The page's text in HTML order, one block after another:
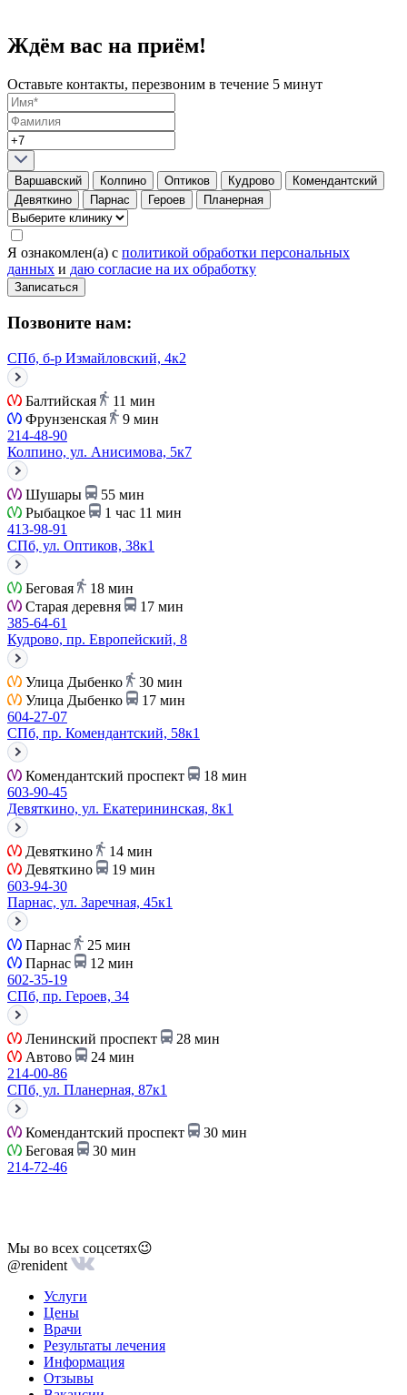
Ждём вас на приём!
Оставьте контакты, перезвоним в течение 5 минут
Варшавский Колпино Оптиков Кудрово
Комендантский
Девяткино
Парнас Героев Планерная
Я ознакомлен(а) с политикой обработки персональных
данных и даю согласие на их обработку
Записаться
Позвоните нам:
СПб, б-р Измайловский, 4к2
Балтийская
11 мин
Фрунзенская
9 мин
214-48-90
Колпино, ул. Анисимова, 5к7
Шушары
55 мин
Рыбацкое
1 час 11 мин
413-98-91
СПб, ул. Оптиков, 38к1
Беговая
18 мин
Старая деревня
17 мин
385-64-61
Кудрово, пр. Европейский, 8
Улица Дыбенко
30 мин
Улица Дыбенко
17 мин
604-27-07
СПб, пр. Комендантский, 58к1
Комендантский проспект
18 мин
603-90-45
Девяткино, ул. Екатерининская, 8к1
Девяткино
14 мин
Девяткино
19 мин
603-94-30
Парнас, ул. Заречная, 45к1
Парнас
25 мин
Парнас
12 мин
602-35-19
СПб, пр. Героев, 34
Ленинский проспект
28 мин
Автово
24 мин
214-00-86
СПб, ул. Планерная, 87к1
Комендантский проспект
30 мин
Беговая
30 мин
214-72-46
Мы во всех соцсетях😉
@renident
Услуги
Цены
Врачи
Результаты лечения
Информация
Отзывы